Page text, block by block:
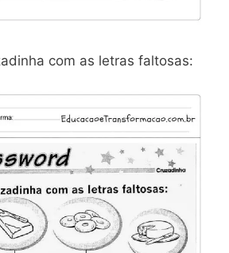
com as letras faltosas: